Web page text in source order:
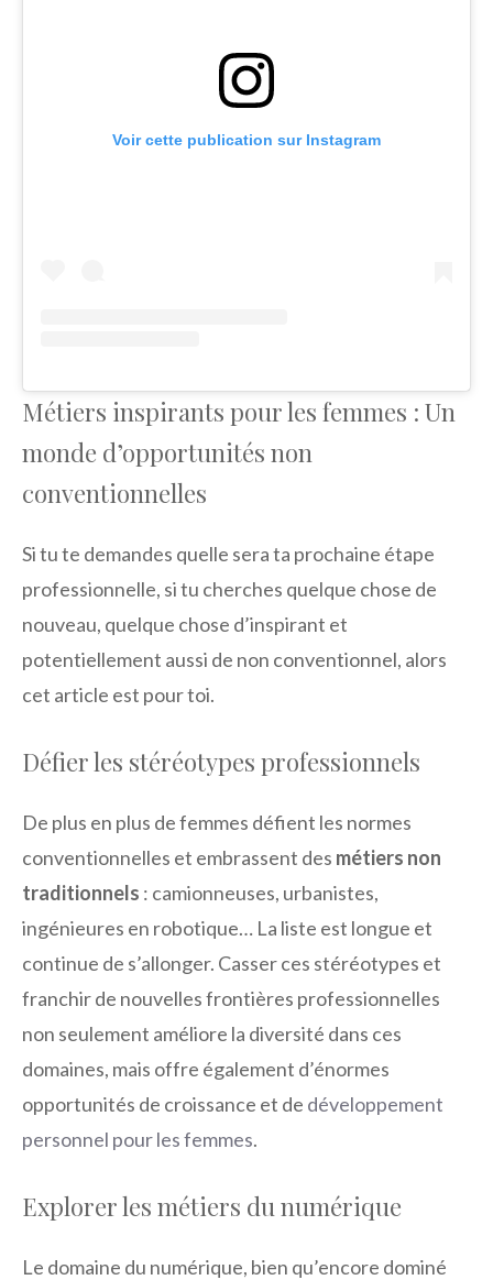
Voir cette publication sur Instagram
Métiers inspirants pour les femmes : Un
monde d’opportunités non
conventionnelles
Si tu te demandes quelle sera ta prochaine étape
professionnelle, si tu cherches quelque chose de
nouveau, quelque chose d’inspirant et
potentiellement aussi de non conventionnel, alors
cet article est pour toi.
Défier les stéréotypes professionnels
De plus en plus de femmes défient les normes
conventionnelles et embrassent des métiers non
traditionnels : camionneuses, urbanistes,
ingénieures en robotique… La liste est longue et
continue de s’allonger. Casser ces stéréotypes et
franchir de nouvelles frontières professionnelles
non seulement améliore la diversité dans ces
domaines, mais offre également d’énormes
opportunités de croissance et de développement
personnel pour les femmes.
Explorer les métiers du numérique
Le domaine du numérique, bien qu’encore dominé